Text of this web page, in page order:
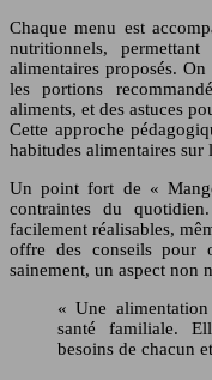
Chaque menu est
nutritionnels,
alimentaires proposés.
les portions
aliments, et des astuces
Cette approche
habitudes alimentaires sur
Un point fort de «
contraintes du
facilement réalisables,
offre des conseils pour
sainement, un aspect non
« Une
santé familiale.
besoins de chacun